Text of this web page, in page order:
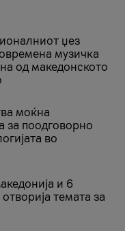
џез
музичка
од македонското
моќна
за поодговорно
во
и 6
темата за